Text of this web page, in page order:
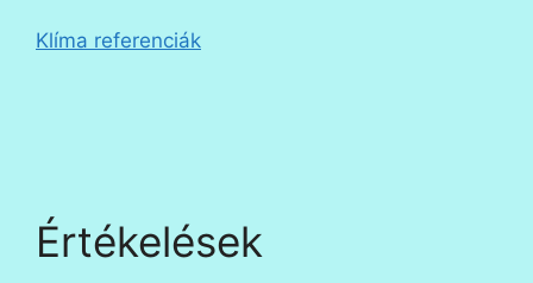
Klíma referenciák
Értékelések